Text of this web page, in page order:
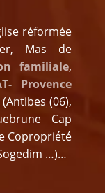
réformée
Mas de
familiale,
Provence
(06),
Cap
Copropriété
…)…